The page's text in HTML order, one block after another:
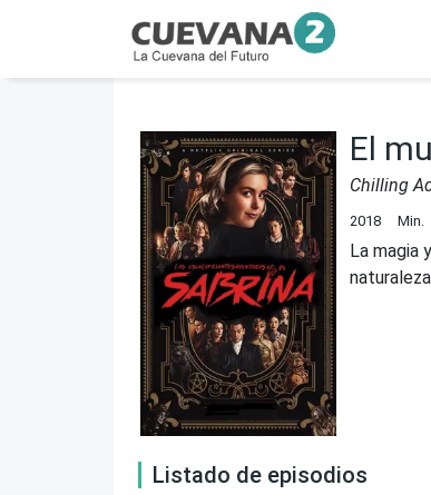
El
Chilling
2018 Min.
La magia
Listado de episodios